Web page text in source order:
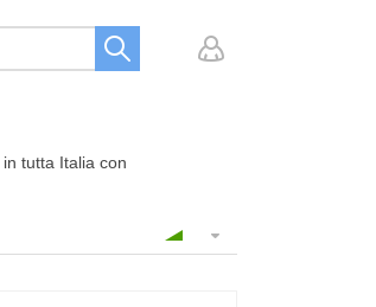
in tutta Italia con